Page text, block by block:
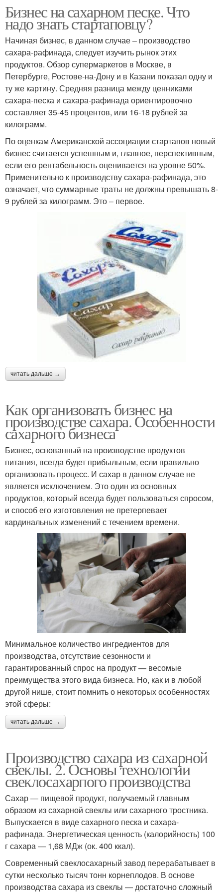
Бизнес на сахарном песке. Что
надо знать стартаповцу?
Начиная бизнес, в данном случае – производство
сахара-рафинада, следует изучить рынок этих
продуктов. Обзор супермаркетов в Москве, в
Петербурге, Ростове-на-Дону и в Казани показал одну и
ту же картину. Средняя разница между ценниками
сахара-песка и сахара-рафинада ориентировочно
составляет 35-45 процентов, или 16-18 рублей за
килограмм.
По оценкам Американской ассоциации стартапов новый
бизнес считается успешным и, главное, перспективным,
если его рентабельность оценивается на уровне 50%.
Применительно к производству сахара-рафинада, это
означает, что суммарные траты не должны превышать 8-
9 рублей за килограмм. Это – первое.
читать дальше →
Как организовать бизнес на
производстве сахара. Особенности
сахарного бизнеса
Бизнес, основанный на производстве продуктов
питания, всегда будет прибыльным, если правильно
организовать процесс. И сахар в данном случае не
является исключением. Это один из основных
продуктов, который всегда будет пользоваться спросом,
и способ его изготовления не претерпевает
кардинальных изменений с течением времени.
Минимальное количество ингредиентов для
производства, отсутствие сезонности и
гарантированный спрос на продукт — весомые
преимущества этого вида бизнеса. Но, как и в любой
другой нише, стоит помнить о некоторых особенностях
этой сферы:
читать дальше →
Производство сахара из сахарной
свеклы. 2. Основы технологии
свеклосахарпого производства
Сахар — пищевой продукт, получаемый главным
образом из сахарной свеклы или сахарного тростника.
Выпускается в виде сахарного песка и сахара-
рафинада. Энергетическая ценность (калорийность) 100
г сахара — 1,68 МДж (ок. 400 ккал).
Современный свеклосахарный завод перерабатывает в
сутки несколько тысяч тонн корнеплодов. В основе
производства сахара из свеклы — достаточно сложный